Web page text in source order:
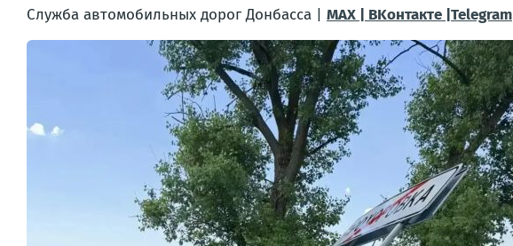
Служба автомобильных дорог Донбасса | MAX | BKонтакте |Telegram